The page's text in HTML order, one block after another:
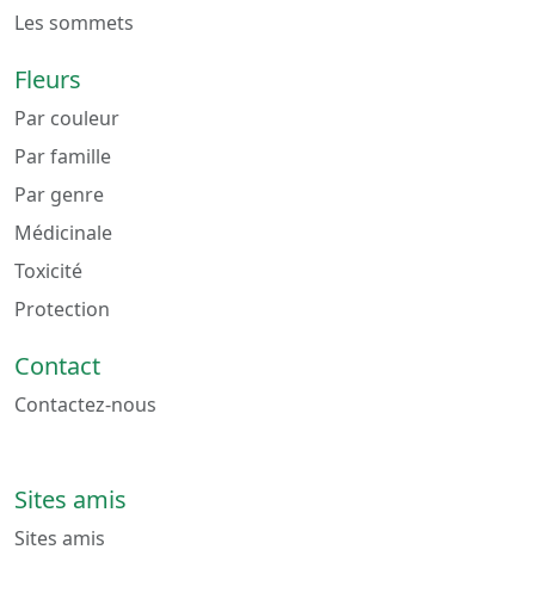
Les sommets
Fleurs
Par couleur
Par famille
Par genre
Médicinale
Toxicité
Protection
Contact
Contactez-nous
Sites amis
Sites amis